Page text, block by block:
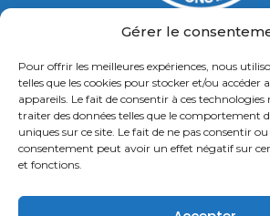
Gérer le
Pour offrir les meilleures expériences, nous
telles que les cookies pour stocker et/ou accéder
appareils. Le fait de consentir à ces
traiter des données telles que le comportement
uniques sur ce site. Le fait de ne pas consentir
consentement peut avoir un effet négatif sur
et fonctions.
Gymnase Jacques
5 Bd Chastenet de
Contact : 01 46 58 49